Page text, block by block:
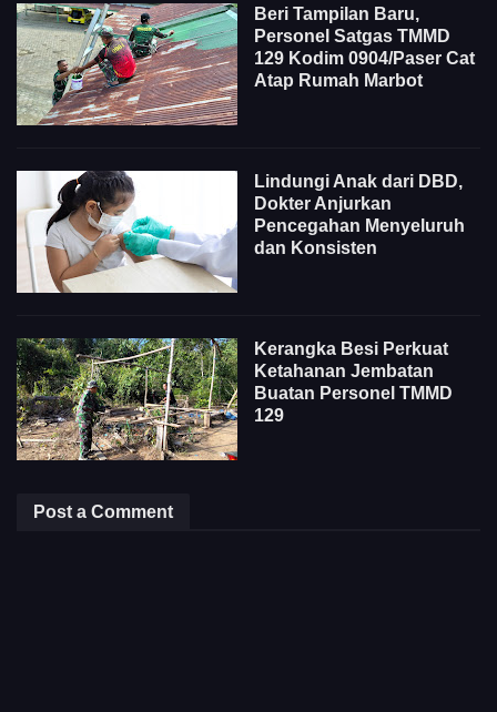
Beri Tampilan Baru,
Personel Satgas TMMD
129 Kodim 0904/Paser Cat
Atap Rumah Marbot
Lindungi Anak dari DBD,
Dokter Anjurkan
Pencegahan Menyeluruh
dan Konsisten
Kerangka Besi Perkuat
Ketahanan Jembatan
Buatan Personel TMMD
129
Post a Comment